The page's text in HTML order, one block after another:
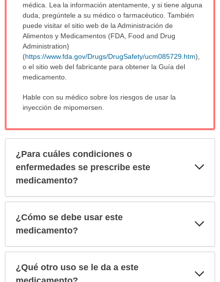
médica. Lea la información atentamente, y si tiene alguna
duda, pregúntele a su médico o farmacéutico. También
puede visitar el sitio web de la Administración de
Alimentos y Medicamentos (FDA, Food and Drug
Administration)
(https://www.fda.gov/Drugs/DrugSafety/ucm085729.htm),
o el sitio web del fabricante para obtener la Guía del
medicamento.
Hable con su médico sobre los riesgos de usar la
inyección de mipomersen.
¿Para cuáles condiciones o
enfermedades se prescribe este
medicamento?
¿Cómo se debe usar este
medicamento?
¿Qué otro uso se le da a este